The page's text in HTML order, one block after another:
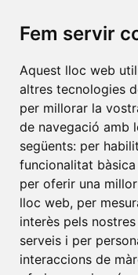
Fem servir
Aquest lloc web
altres tecnologies
per millorar la
de navegació amb
següents: per
funcionalitat
per oferir una
lloc web, per
interès pels
serveis i per
interaccions de
Oliba CEU•
d'Andorra•
Universitat de
Herrera
•
de les Illes Balears
de Catalunya •
Lleida•Universitat